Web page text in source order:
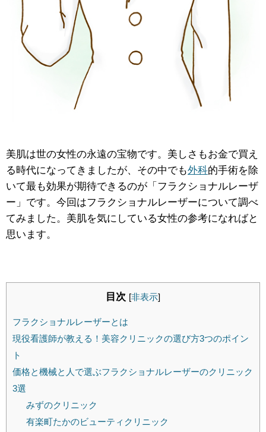
美肌は世の女性の永遠の宝物です。美しさもお金で買え
る時代になってきましたが、その中でも外科的手術を除
いて最も効果が期待できるのが「フラクショナルレーザ
ー」です。今回はフラクショナルレーザーについて調べ
てみました。美肌を気にしている女性の参考になればと
思います。
目次 [非表示]
フラクショナルレーザーとは
現役看護師が教える！美容クリニックの選び方3つのポイン
ト
価格と機械と人で選ぶフラクショナルレーザーのクリニック
3選
みずのクリニック
有楽町たかのビューティクリニック